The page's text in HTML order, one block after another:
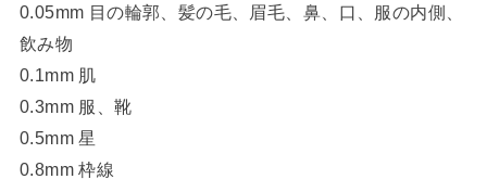
0.05mm 目の輪郭、髪の毛、眉毛、鼻、口、服の内側、
飲み物
0.1mm 肌
0.3mm 服、靴
0.5mm 星
0.8mm 枠線